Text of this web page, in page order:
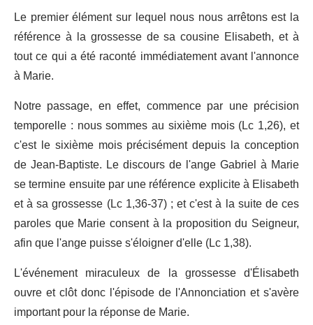
Le premier élément sur lequel nous nous arrêtons est la
référence à la grossesse de sa cousine Elisabeth, et à
tout ce qui a été raconté immédiatement avant l'annonce
à Marie.
Notre passage, en effet, commence par une précision
temporelle : nous sommes au sixième mois (Lc 1,26), et
c'est le sixième mois précisément depuis la conception
de Jean-Baptiste. Le discours de l'ange Gabriel à Marie
se termine ensuite par une référence explicite à Elisabeth
et à sa grossesse (Lc 1,36-37) ; et c'est à la suite de ces
paroles que Marie consent à la proposition du Seigneur,
afin que l'ange puisse s'éloigner d'elle (Lc 1,38).
L'événement miraculeux de la grossesse d'Élisabeth
ouvre et clôt donc l'épisode de l'Annonciation et s'avère
important pour la réponse de Marie.